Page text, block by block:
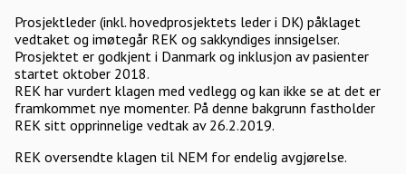
Prosjektleder (inkl. hovedprosjektets leder i DK) påklaget
vedtaket og imøtegår REK og sakkyndiges innsigelser.
Prosjektet er godkjent i Danmark og inklusjon av pasienter
startet oktober 2018.
REK har vurdert klagen med vedlegg og kan ikke se at det er
framkommet nye momenter. På denne bakgrunn fastholder
REK sitt opprinnelige vedtak av 26.2.2019.
REK oversendte klagen til NEM for endelig avgjørelse.